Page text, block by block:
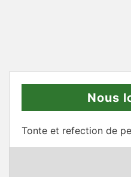
Nous
Tonte et refection de